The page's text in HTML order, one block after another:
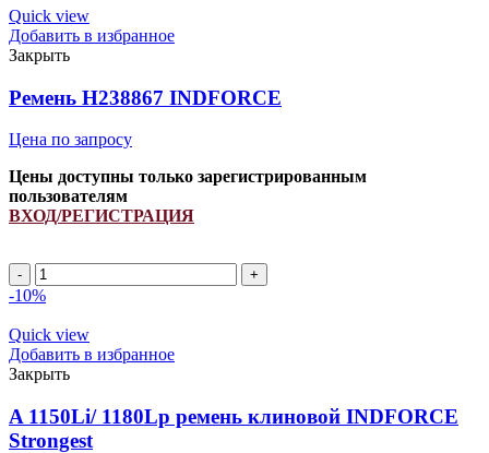
ремень
клиновой
INDFORCE
Strongest
quantity
Quick view
Добавить в избранное
Закрыть
Ремень H238867 INDFORCE
Цена по запросу
Цены доступны только зарегистрированным
пользователям
ВХОД/РЕГИСТРАЦИЯ
Ремень
H238867
quantity
-10%
Quick view
Добавить в избранное
Закрыть
A 1150Li/ 1180Lp ремень клиновой INDFORCE
Strongest